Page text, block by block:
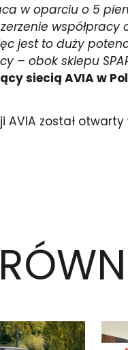
w oparciu o 5
współpracy
jest to duży
– obok sklepu
siecią AVIA w
AVIA został